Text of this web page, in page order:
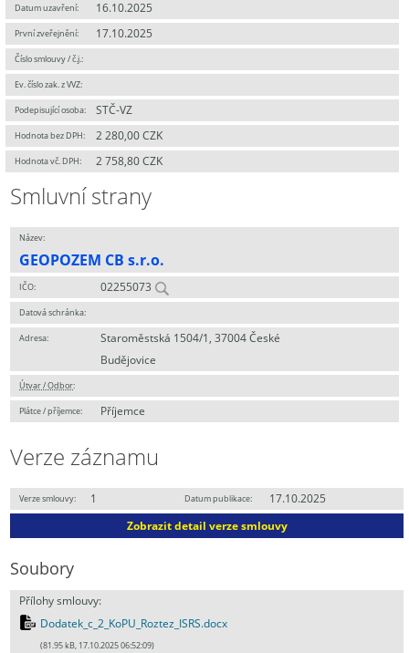
Datum uzavření: 16.10.2025
První zveřejnění: 17.10.2025
Číslo smlouvy / č.j.:
Ev. číslo zak. z VVZ:
Podepisující osoba: STČ-VZ
Hodnota bez DPH: 2 280,00 CZK
Hodnota vč. DPH: 2 758,80 CZK
Smluvní strany
Název:
GEOPOZEM CB s.r.o.
IČO: 02255073
Datová schránka:
Adresa:
Staroměstská 1504/1, 37004 České
Budějovice
Útvar / Odbor:
Plátce / příjemce: Příjemce
Verze záznamu
Verze smlouvy: 1 Datum publikace:
17.10.2025
Zobrazit detail verze smlouvy
Soubory
Přílohy smlouvy:
Dodatek_c_2_KoPU_Roztez_ISRS.docx
(81.95 kB, 17.10.2025 06:52:09)